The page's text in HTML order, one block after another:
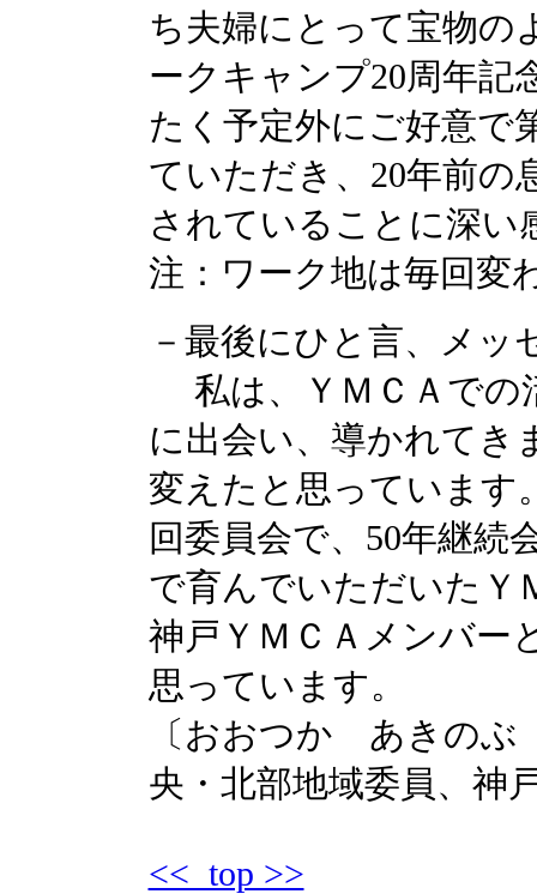
ち夫婦にとって宝物の
ークキャンプ20周年記
たく予定外にご好意で
ていただき、20年前の
されていることに深い
注：ワーク地は毎回変
－最後にひと言、メッ
私は、ＹＭＣＡでの
に出会い、導かれてき
変えたと思っています
回委員会で、50年継続
で育んでいただいたＹ
神戸ＹＭＣＡメンバー
思っています。
〔おおつか あきのぶ
央・北部地域委員、神
<< top >>